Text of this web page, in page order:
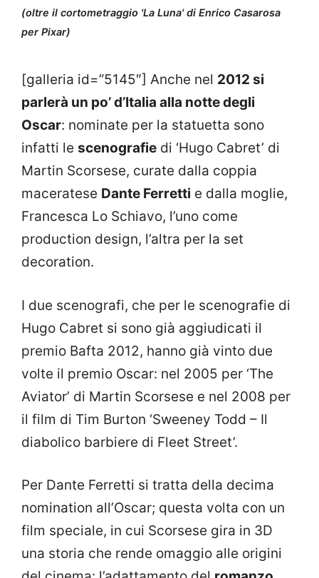
(oltre il cortometraggio 'La Luna' di Enrico Casarosa
per Pixar)
[galleria id=”5145″] Anche nel 2012 si
parlerà un po’ d’Italia alla notte degli
Oscar: nominate per la statuetta sono
infatti le scenografie di ‘Hugo Cabret’ di
Martin Scorsese, curate dalla coppia
maceratese Dante Ferretti e dalla moglie,
Francesca Lo Schiavo, l’uno come
production design, l’altra per la set
decoration.
I due scenografi, che per le scenografie di
Hugo Cabret si sono già aggiudicati il
premio Bafta 2012, hanno già vinto due
volte il premio Oscar: nel 2005 per ‘The
Aviator’ di Martin Scorsese e nel 2008 per
il film di Tim Burton ‘Sweeney Todd – Il
diabolico barbiere di Fleet Street’.
Per Dante Ferretti si tratta della decima
nomination all’Oscar; questa volta con un
film speciale, in cui Scorsese gira in 3D
una storia che rende omaggio alle origini